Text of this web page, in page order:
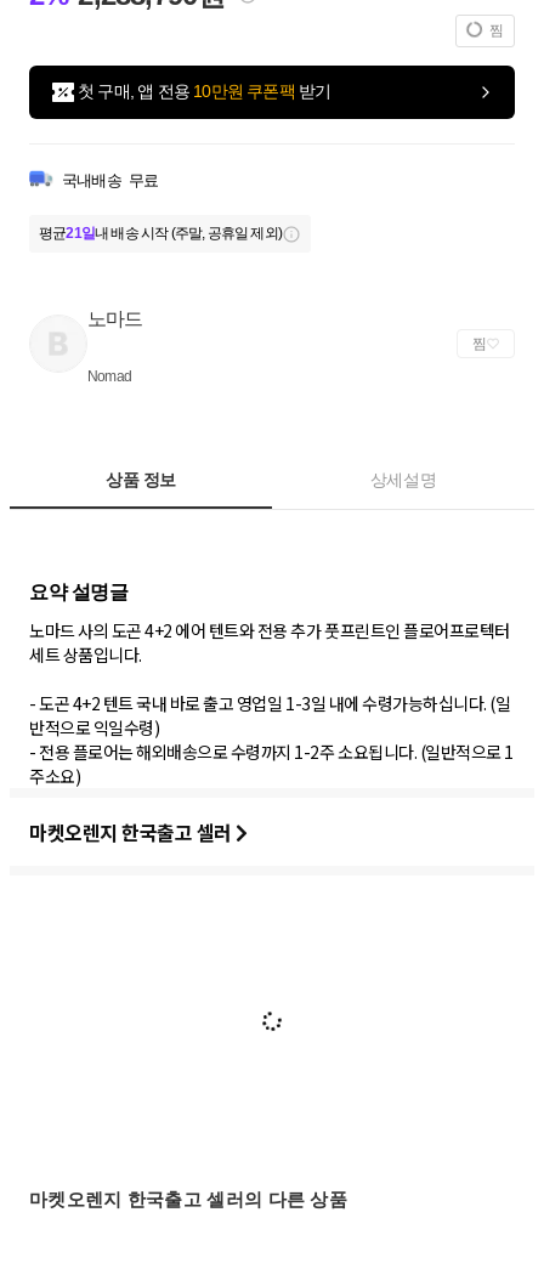
찜
첫 구매, 앱 전용 10만원 쿠폰팩 받기
국내배송 무료
평균21일내 배송 시작 (주말, 공휴일 제외)
노마드
Nomad
찜
상품 정보 상세설명
요약 설명글
노마드 사의 도곤 4+2 에어 텐트와 전용 추가 풋프린트인 플로어프로텍터
세트 상품입니다.
- 도곤 4+2 텐트 국내 바로 출고 영업일 1-3일 내에 수령가능하십니다. (일
반적으로 익일수령)
- 전용 플로어는 해외배송으로 수령까지 1-2주 소요됩니다. (일반적으로 1
주소요)
마켓오렌지 한국출고 셀러
마켓오렌지 한국출고 셀러의 다른 상품